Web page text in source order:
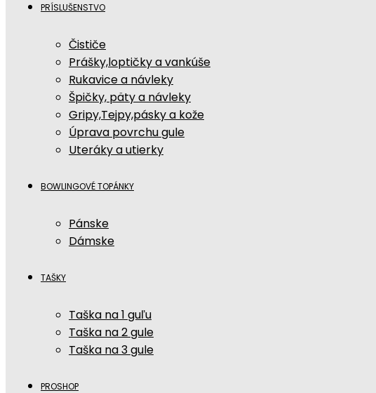
PRÍSLUŠENSTVO
Čističe
Prášky,loptičky a vankúše
Rukavice a návleky
Špičky, päty a návleky
Gripy,Tejpy,pásky a kože
Úprava povrchu gule
Uteráky a utierky
BOWLINGOVÉ TOPÁNKY
Pánske
Dámske
TAŠKY
Taška na 1 guľu
Taška na 2 gule
Taška na 3 gule
PROSHOP